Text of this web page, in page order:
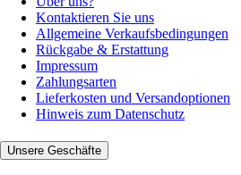
Kontaktieren Sie uns
Allgemeine Verkaufsbedingungen
Rückgabe & Erstattung
Impressum
Zahlungsarten
Lieferkosten und Versandoptionen
Hinweis zum Datenschutz
Unsere Geschäfte